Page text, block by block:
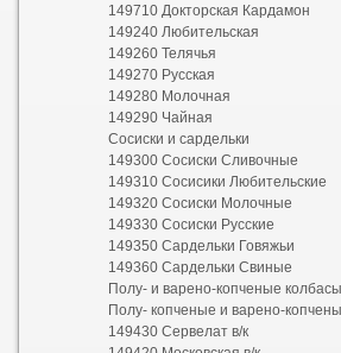
149710 Докторская Кардамон
149240 Любительская
149260 Телячья
149270 Русская
149280 Молочная
149290 Чайная
Cосиски и сардельки
149300 Сосиски Сливочные
149310 Сосисики Любительские
149320 Сосиски Молочные
149330 Сосиски Русские
149350 Сардельки Говяжьи
149360 Сардельки Свиные
Полу- и варено-копченые колбасы
Полу- копченые и варено-копченые колбасы
149430 Сервелат в/к